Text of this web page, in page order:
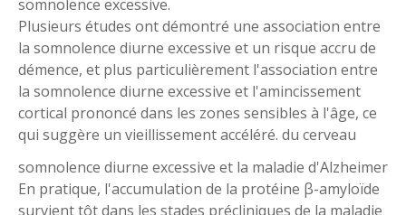
somnolence excessive.
Plusieurs études ont démontré une association entre
la somnolence diurne excessive et un risque accru de
démence, et plus particulièrement l'association entre
la somnolence diurne excessive et l'amincissement
cortical prononcé dans les zones sensibles à l'âge, ce
qui suggère un vieillissement accéléré. du cerveau
somnolence diurne excessive et la maladie d'Alzheimer
En pratique, l'accumulation de la protéine β-amyloïde
survient tôt dans les stades précliniques de la maladie